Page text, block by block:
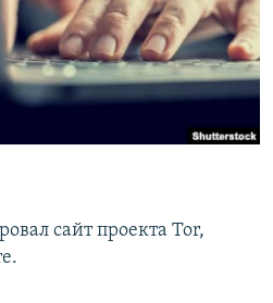
сайт проекта Tor,